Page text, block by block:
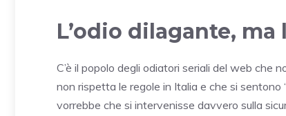
L’odio dilagante, ma
C’è il popolo degli odiatori seriali del web che
non rispetta le regole in Italia e che si sentono
vorrebbe che si intervenisse davvero sulla